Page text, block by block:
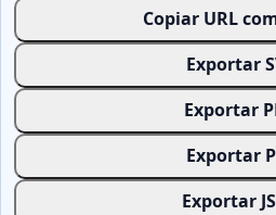
Copiar URL
Exportar
Exportar
Exportar
Exportar